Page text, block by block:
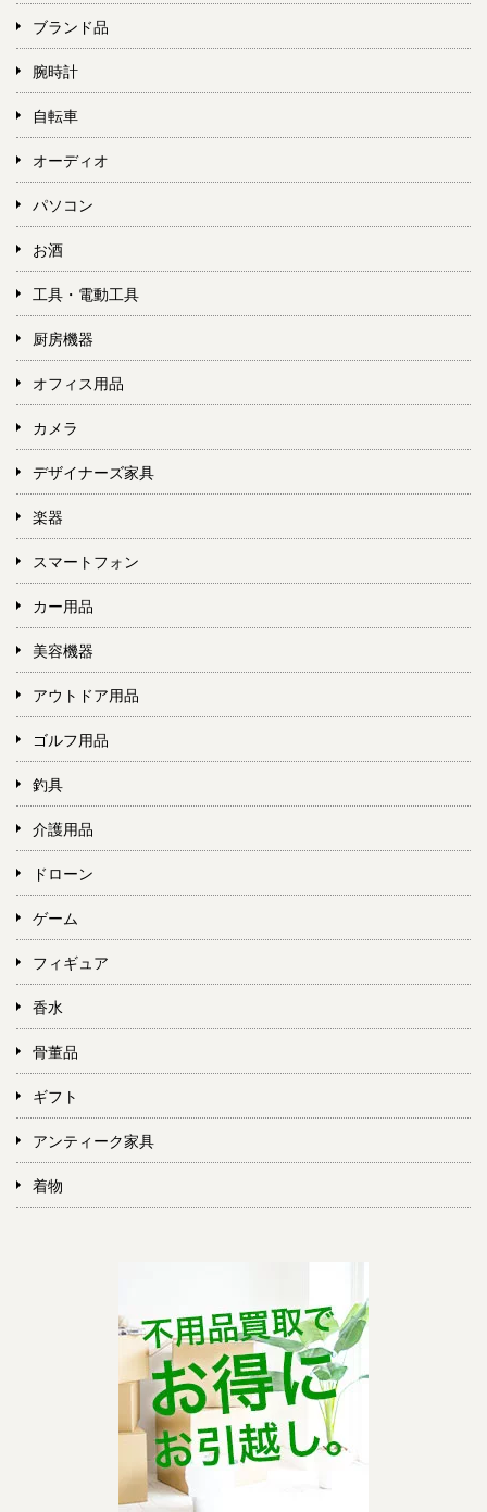
ブランド品
腕時計
自転車
オーディオ
パソコン
お酒
工具・電動工具
厨房機器
オフィス用品
カメラ
デザイナーズ家具
楽器
スマートフォン
カー用品
美容機器
アウトドア用品
ゴルフ用品
釣具
介護用品
ドローン
ゲーム
フィギュア
香水
骨董品
ギフト
アンティーク家具
着物